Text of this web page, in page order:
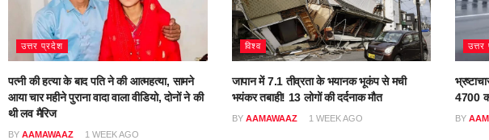
उत्तर प्रदेश
पत्नी की हत्या के बाद पति ने की आत्महत्या, सामने
आया चार महीने पुराना वादा वाला वीडियो, दोनों ने की
थी लव मैरिज
BY AAMAWAAZ 1 WEEK AGO
विश्व
जापान में 7.1 तीव्रता के भयानक भूकंप से मची
भयंकर तबाही! 13 लोगों की दर्दनाक मौत
BY AAMAWAAZ 1 WEEK AGO
4700
BY